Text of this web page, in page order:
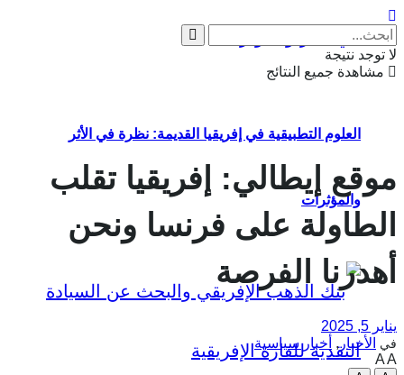
العلوم التطبيقية في إفريقيا القديمة: نظرة في الأثر
والمؤثرات
لا توجد نتيجة
مشاهدة جميع النتائج
موقع إيطالي: إفريقيا تقلب
الطاولة على فرنسا ونحن
أهدرنا الفرصة
يناير 5, 2025
في الأخبار, أخبار سياسية
AA